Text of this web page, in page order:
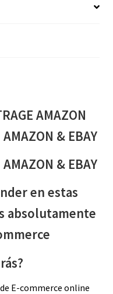
AMAZON
AMAZON & EBAY
AMAZON & EBAY
en estas
absolutamente
E-commerce online